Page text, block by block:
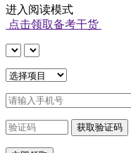
进入阅读模式
点击领取备考干货